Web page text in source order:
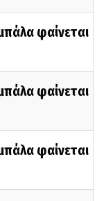
φαίνεται
φαίνεται
φαίνεται